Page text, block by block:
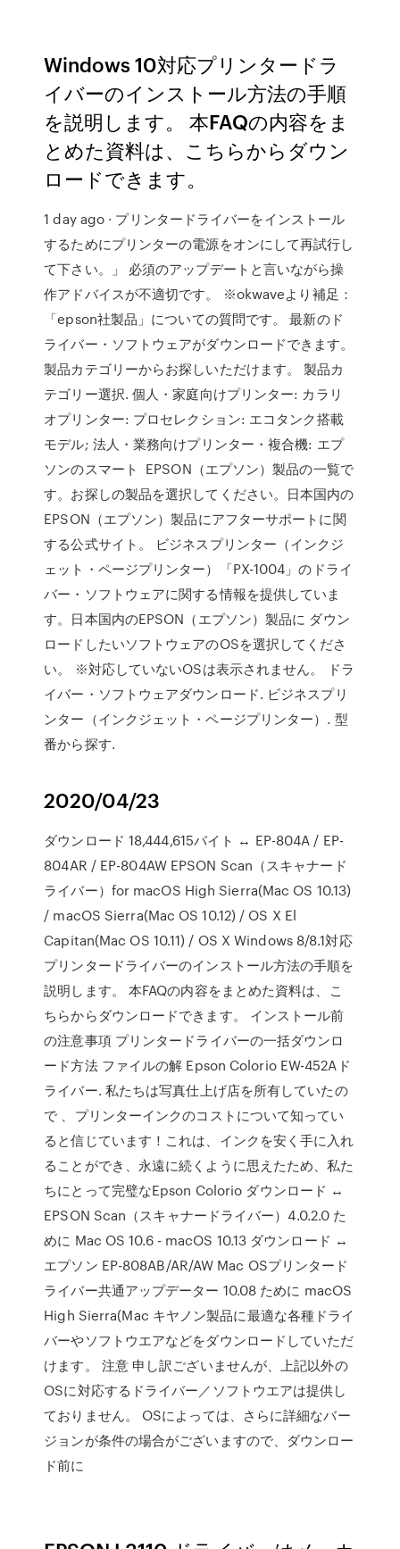
Windows 10対応プリンタードラ
イバーのインストール方法の手順
を説明します。 本FAQの内容をま
とめた資料は、こちらからダウン
ロードできます。
1 day ago · プリンタードライバーをインストール
するためにプリンターの電源をオンにして再試行し
て下さい。」 必須のアップデートと言いながら操
作アドバイスが不適切です。 ※okwaveより補足：
「epson社製品」についての質問です。 最新のド
ライバー・ソフトウェアがダウンロードできます。
製品カテゴリーからお探しいただけます。 製品カ
テゴリー選択. 個人・家庭向けプリンター: カラリ
オプリンター: プロセレクション: エコタンク搭載
モデル; 法人・業務向けプリンター・複合機: エプ
ソンのスマート EPSON（エプソン）製品の一覧で
す。お探しの製品を選択してください。日本国内の
EPSON（エプソン）製品にアフターサポートに関
する公式サイト。 ビジネスプリンター（インクジ
ェット・ページプリンター）「PX-1004」のドライ
バー・ソフトウェアに関する情報を提供していま
す。日本国内のEPSON（エプソン）製品に ダウン
ロードしたいソフトウェアのOSを選択してくださ
い。 ※対応していないOSは表示されません。 ドラ
イバー・ソフトウェアダウンロード. ビジネスプリ
ンター（インクジェット・ページプリンター）. 型
番から探す.
2020/04/23
ダウンロード 18,444,615バイト ↔ EP-804A / EP-
804AR / EP-804AW EPSON Scan（スキャナード
ライバー）for macOS High Sierra(Mac OS 10.13)
/ macOS Sierra(Mac OS 10.12) / OS X El
Capitan(Mac OS 10.11) / OS X Windows 8/8.1対応
プリンタードライバーのインストール方法の手順を
説明します。 本FAQの内容をまとめた資料は、こ
ちらからダウンロードできます。 インストール前
の注意事項 プリンタードライバーの一括ダウンロ
ード方法 ファイルの解 Epson Colorio EW-452Aド
ライバー. 私たちは写真仕上げ店を所有していたの
で 、プリンターインクのコストについて知ってい
ると信じています！これは、インクを安く手に入れ
ることができ、永遠に続くように思えたため、私た
ちにとって完璧なEpson Colorio ダウンロード ↔
EPSON Scan（スキャナードライバー）4.0.2.0 た
めに Mac OS 10.6 - macOS 10.13 ダウンロード ↔
エプソン EP-808AB/AR/AW Mac OSプリンタード
ライバー共通アップデーター 10.08 ために macOS
High Sierra(Mac キヤノン製品に最適な各種ドライ
バーやソフトウエアなどをダウンロードしていただ
けます。 注意 申し訳ございませんが、上記以外の
OSに対応するドライバー／ソフトウエアは提供し
ておりません。 OSによっては、さらに詳細なバー
ジョンが条件の場合がございますので、ダウンロー
ド前に